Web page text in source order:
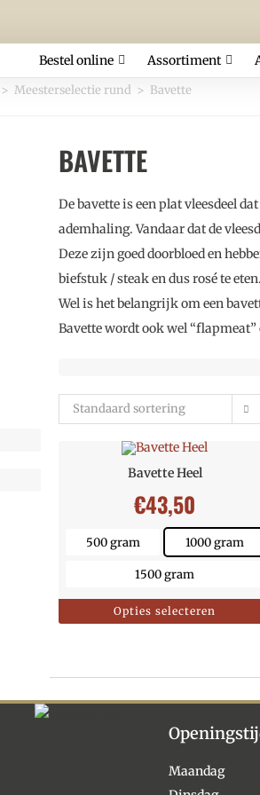
Bestel online Assortiment
> Meesterselectie rund > Bavette
BAVETTE
De bavette is een plat vleesdeel
ademhaling. Vandaar dat de
Deze zijn goed doorbloed en
biefstuk / steak en dus rosé te
Wel is het belangrijk om een
Bavette wordt ook wel “flapmeat”
Standaard sortering
Bavette Heel
€43,50
500 gram 1000 gram
1500 gram
Opties selecteren
Maandag